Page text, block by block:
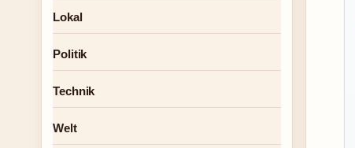
Lokal
Politik
Technik
Welt